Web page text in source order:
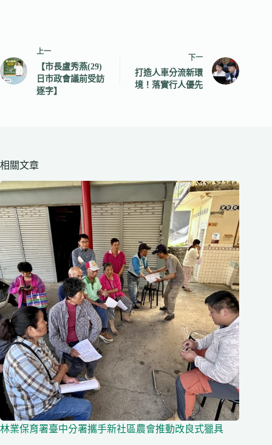
上一
【市長盧秀燕(29)
日市政會議前受訪
逐字】
下一
打造人車分流新環
境！落實行人優先
相關文章
林業保育署臺中分署攜手新社區農會推動改良式獵具